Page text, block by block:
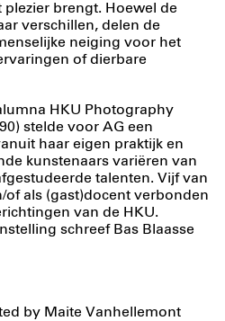
brengt. Hoewel de
verschillen, delen de
neiging voor het
of dierbare
HKU Photography
stelde voor AG een
haar eigen praktijk en
kunstenaars variëren van
talenten. Vijf van
of als (gast)docent verbonden
van de HKU.
schreef Bas Blaasse
by Maite Vanhellemont